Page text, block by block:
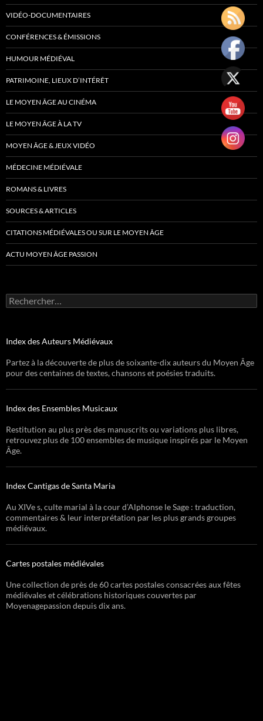
VIDÉO-DOCUMENTAIRES
CONFÉRENCES & ÉMISSIONS
HUMOUR MÉDIÉVAL
PATRIMOINE, LIEUX D’INTÉRÊT
LE MOYEN ÂGE AU CINÉMA
LE MOYEN ÂGE À LA TV
MOYEN ÂGE & JEUX VIDÉO
MÉDECINE MÉDIÉVALE
ROMANS & LIVRES
SOURCES & ARTICLES
CITATIONS MÉDIÉVALES OU SUR LE MOYEN ÂGE
ACTU MOYEN ÂGE PASSION
Rechercher :
Index des Auteurs Médiévaux
Partez à la découverte de plus de soixante-dix auteurs du Moyen Âge
pour des centaines de textes, chansons et poésies traduits.
Index des Ensembles Musicaux
Restitution au plus près des manuscrits ou variations plus libres,
retrouvez plus de 100 ensembles de musique inspirés par le Moyen
Âge.
Index Cantigas de Santa Maria
Au XIVe s, culte marial à la cour d’Alphonse le Sage : traduction,
commentaires & leur interprétation par les plus grands groupes
médiévaux.
Cartes postales médiévales
Une collection de près de 60 cartes postales consacrées aux fêtes
médiévales et célébrations historiques couvertes par
Moyenagepassion depuis dix ans.